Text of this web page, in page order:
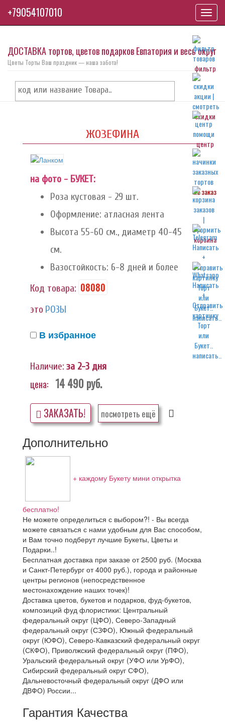
фильтр
скидки
центр
на заказ
корзина
написать..
написать..
ДОСТАВКА тортов, цветов подарков Евпатория и весь округ
Цветы Торты Ваш праздник — наша забота!
ЖОЗЕФИНА
на фото - БУКЕТ:
Роза кустовая - 29 шт.
Оформление: атласная лента
Высота 55-60 см., диаметр 40-45
см.
Вазостойкость: 6-8 дней и более
Код товара: 08080
это РОЗЫ
В избранное
Наличие: за 2-3 дня
цена: 14 490руб.
ЗАКАЗАТЬ! посмотреть ещё
Дополнительно
+ каждому Букету мини открытка
бесплатно!
Не можете определиться с выбором?! - Вы всегда
можете связаться с нами удобным для Вас способом,
и Вам точно подберут лучшие Букеты, Цветы и
Подарки..!
Бесплатная доставка при заказе от 2500 руб. (Москва
и Санкт-Петербург от 4000 руб.), города и районные
центры регионов (непосредственное
местонахождение наших точек)!
Доставка цветов, букетов и подарков, фуд-букетов,
композиций фуд флористики: Центральный
федеральный округ (ЦФО), Северо-Западный
федеральный округ (СЗФО), Южный федеральный
округ (ЮФО), Северо-Кавказский федеральный округ
(СКФО), Приволжский федеральный округ (ПФО),
Уральский федеральный округ (УФО или УрФО),
Сибирский федеральный округ СФО),
Дальневосточный федеральный округ (ДФО или
ДВФО) России...
Гарантия Качества
+79054107010